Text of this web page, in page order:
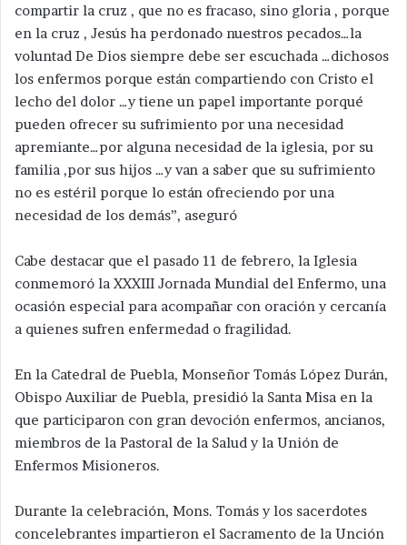
compartir la cruz , que no es fracaso, sino gloria , porque
en la cruz , Jesús ha perdonado nuestros pecados…la
voluntad De Dios siempre debe ser escuchada …dichosos
los enfermos porque están compartiendo con Cristo el
lecho del dolor …y tiene un papel importante porqué
pueden ofrecer su sufrimiento por una necesidad
apremiante…por alguna necesidad de la iglesia, por su
familia ,por sus hijos …y van a saber que su sufrimiento
no es estéril porque lo están ofreciendo por una
necesidad de los demás”, aseguró
Cabe destacar que el pasado 11 de febrero, la Iglesia
conmemoró la XXXIII Jornada Mundial del Enfermo, una
ocasión especial para acompañar con oración y cercanía
a quienes sufren enfermedad o fragilidad.
En la Catedral de Puebla, Monseñor Tomás López Durán,
Obispo Auxiliar de Puebla, presidió la Santa Misa en la
que participaron con gran devoción enfermos, ancianos,
miembros de la Pastoral de la Salud y la Unión de
Enfermos Misioneros.
Durante la celebración, Mons. Tomás y los sacerdotes
concelebrantes impartieron el Sacramento de la Unción